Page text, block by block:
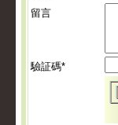
留言
驗証碼*